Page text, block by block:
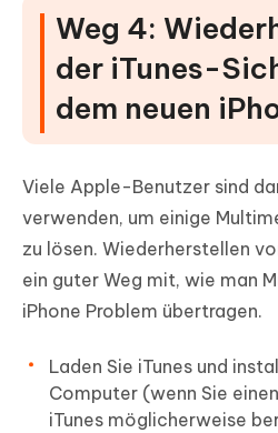
Weg 4:
der iTunes-
dem neuen
Viele Apple-Benutzer sind
verwenden, um einige
zu lösen. Wiederherstellen
ein guter Weg mit, wie man
iPhone Problem übertragen.
Laden Sie iTunes und
Computer (wenn Sie
iTunes möglicherweise